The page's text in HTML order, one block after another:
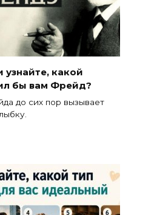
узнайте, какой
бы вам Фрейд?
до сих пор вызывает